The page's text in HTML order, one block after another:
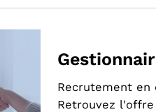
Recrutement en
Retrouvez